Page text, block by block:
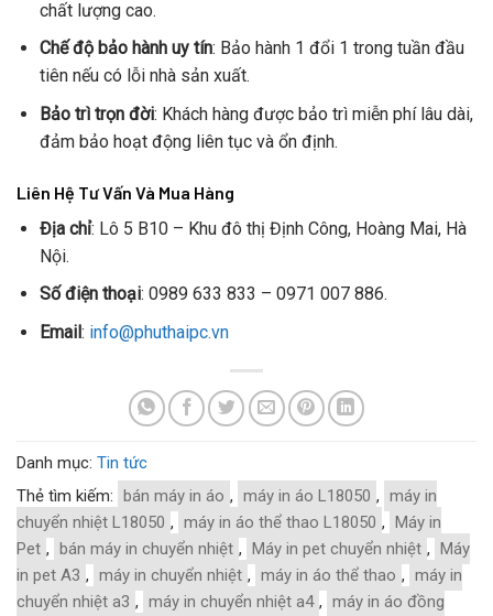
chất lượng cao.
Chế độ bảo hành uy tín: Bảo hành 1 đổi 1 trong tuần đầu
tiên nếu có lỗi nhà sản xuất.
Bảo trì trọn đời: Khách hàng được bảo trì miễn phí lâu dài,
đảm bảo hoạt động liên tục và ổn định.
Liên Hệ Tư Vấn Và Mua Hàng
Địa chỉ: Lô 5 B10 – Khu đô thị Định Công, Hoàng Mai, Hà
Nội.
Số điện thoại: 0989 633 833 – 0971 007 886.
Email: info@phuthaipc.vn
Danh mục: Tin tức
Thẻ tìm kiếm: bán máy in áo , máy in áo L18050 , máy in
chuyển nhiệt L18050 , máy in áo thể thao L18050 , Máy in
Pet , bán máy in chuyển nhiệt , Máy in pet chuyển nhiệt , Máy
in pet A3 , máy in chuyển nhiệt , máy in áo thể thao , máy in
chuyển nhiệt a3 , máy in chuyển nhiệt a4 , máy in áo đồng